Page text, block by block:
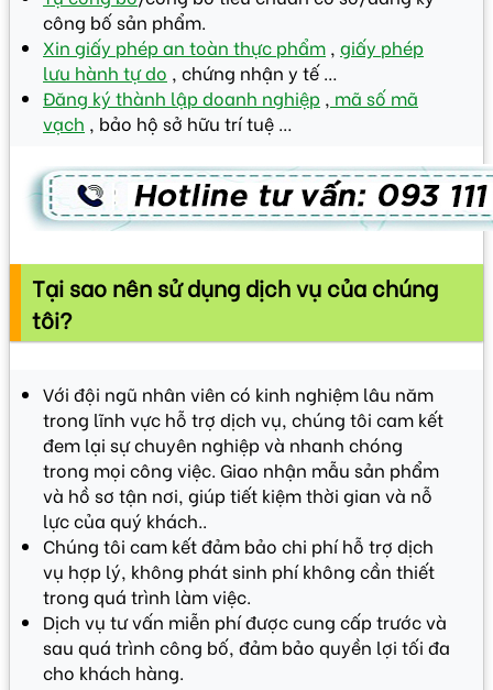
công bố sản phẩm.
Xin giấy phép an toàn thực phẩm , giấy phép
lưu hành tự do , chứng nhận y tế …
Đăng ký thành lập doanh nghiệp , mã số mã
vạch , bảo hộ sở hữu trí tuệ …
Tại sao nên sử dụng dịch vụ của chúng
tôi?
Với đội ngũ nhân viên có kinh nghiệm lâu năm
trong lĩnh vực hỗ trợ dịch vụ, chúng tôi cam kết
đem lại sự chuyên nghiệp và nhanh chóng
trong mọi công việc. Giao nhận mẫu sản phẩm
và hồ sơ tận nơi, giúp tiết kiệm thời gian và nỗ
lực của quý khách..
Chúng tôi cam kết đảm bảo chi phí hỗ trợ dịch
vụ hợp lý, không phát sinh phí không cần thiết
trong quá trình làm việc.
Dịch vụ tư vấn miễn phí được cung cấp trước và
sau quá trình công bố, đảm bảo quyền lợi tối đa
cho khách hàng.